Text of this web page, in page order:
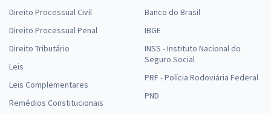
Direito Processual Civil
Direito Processual Penal
Direito Tributário
Leis
Leis Complementares
Remédios Constitucionais
Banco do Brasil
IBGE
INSS - Instituto Nacional do
Seguro Social
PRF - Polícia Rodoviária Federal
PND